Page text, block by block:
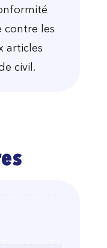
contre les
articles
civil.